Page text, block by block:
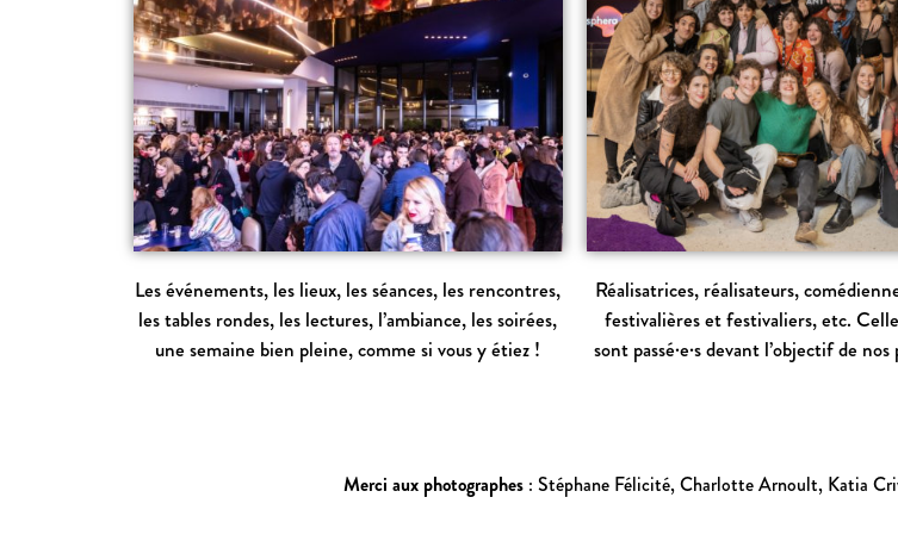
Les événements, les lieux, les séances, les rencontres,
les tables rondes, les lectures, l’ambiance, les soirées,
une semaine bien pleine, comme si vous y étiez !
Réalisatrices, réalisateurs,
festivalières et festivaliers, etc.
sont passé·e·s devant l’objectif de
Merci aux photographes: Stéphane Félicité, Charlotte Arnoult, Katia